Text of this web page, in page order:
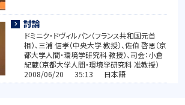
討論
ドミニク・ドヴィルパン（フランス共和国元首
相）、三浦 信孝（中央大学 教授）、佐伯 啓思（京
都大学人間・環境学研究科 教授）、司会：小倉
紀蔵（京都大学人間・環境学研究科 准教授）
2008/06/20 35:13 日本語